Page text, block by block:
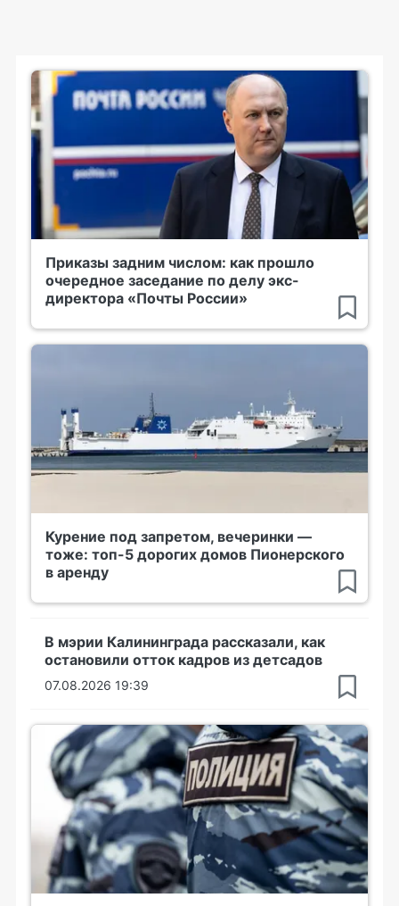
Приказы задним числом: как прошло
очередное заседание по делу экс-
директора «Почты России»
Курение под запретом, вечеринки —
тоже: топ-5 дорогих домов Пионерского
в аренду
В мэрии Калининграда рассказали, как
остановили отток кадров из детсадов
07.08.2026 19:39